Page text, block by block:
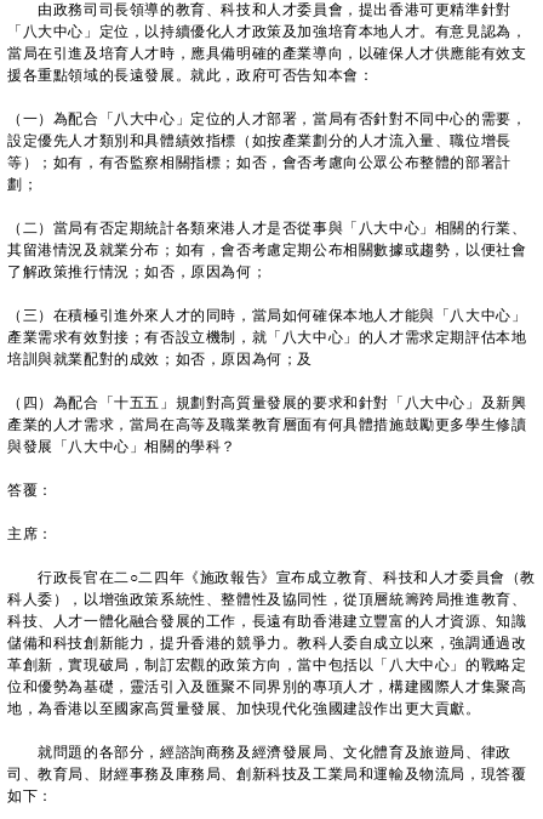
由政務司司長領導的教育、科技和人才委員會，提出香港可更精準針對
「八大中心」定位，以持續優化人才政策及加強培育本地人才。有意見認為，
當局在引進及培育人才時，應具備明確的產業導向，以確保人才供應能有效支
援各重點領域的長遠發展。就此，政府可否告知本會：
（一）為配合「八大中心」定位的人才部署，當局有否針對不同中心的需要，
設定優先人才類別和具體績效指標（如按產業劃分的人才流入量、職位增長
等）；如有，有否監察相關指標；如否，會否考慮向公眾公布整體的部署計
劃；
（二）當局有否定期統計各類來港人才是否從事與「八大中心」相關的行業、
其留港情況及就業分布；如有，會否考慮定期公布相關數據或趨勢，以便社會
了解政策推行情況；如否，原因為何；
（三）在積極引進外來人才的同時，當局如何確保本地人才能與「八大中心」
產業需求有效對接；有否設立機制，就「八大中心」的人才需求定期評估本地
培訓與就業配對的成效；如否，原因為何；及
（四）為配合「十五五」規劃對高質量發展的要求和針對「八大中心」及新興
產業的人才需求，當局在高等及職業教育層面有何具體措施鼓勵更多學生修讀
與發展「八大中心」相關的學科？
答覆：
主席：
行政長官在二○二四年《施政報告》宣布成立教育、科技和人才委員會（教
科人委），以增強政策系統性、整體性及協同性，從頂層統籌跨局推進教育、
科技、人才一體化融合發展的工作，長遠有助香港建立豐富的人才資源、知識
儲備和科技創新能力，提升香港的競爭力。教科人委自成立以來，強調通過改
革創新，實現破局，制訂宏觀的政策方向，當中包括以「八大中心」的戰略定
位和優勢為基礎，靈活引入及匯聚不同界別的專項人才，構建國際人才集聚高
地，為香港以至國家高質量發展、加快現代化強國建設作出更大貢獻。
就問題的各部分，經諮詢商務及經濟發展局、文化體育及旅遊局、律政
司、教育局、財經事務及庫務局、創新科技及工業局和運輸及物流局，現答覆
如下：